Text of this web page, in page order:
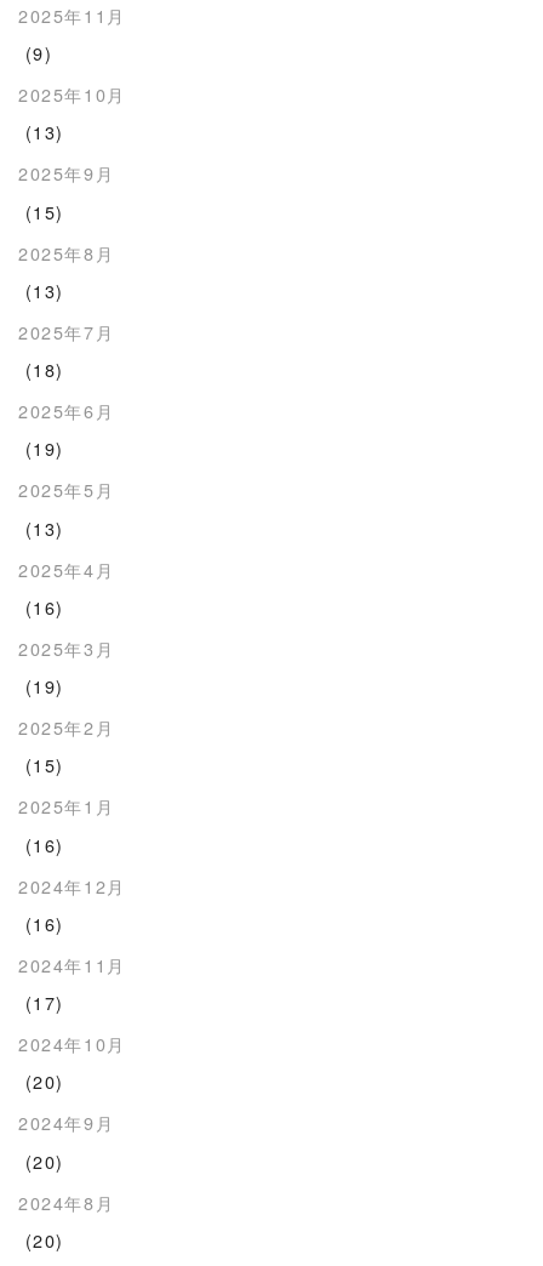
2025年11月
(9)
2025年10月
(13)
2025年9月
(15)
2025年8月
(13)
2025年7月
(18)
2025年6月
(19)
2025年5月
(13)
2025年4月
(16)
2025年3月
(19)
2025年2月
(15)
2025年1月
(16)
2024年12月
(16)
2024年11月
(17)
2024年10月
(20)
2024年9月
(20)
2024年8月
(20)